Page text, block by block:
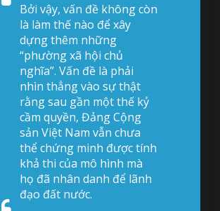
Bởi vậy, vấn đề không còn
là làm thế nào để xây
dựng thêm những
“phường xã hội chủ
nghĩa”. Vấn đề là phải
nhìn thẳng vào sự thật
rằng sau gần một thế kỷ
cầm quyền, Đảng Cộng
sản Việt Nam vẫn chưa
thể chứng minh được tính
khả thi của mô hình mà
họ đã nhân danh để lãnh
đạo đất nước.